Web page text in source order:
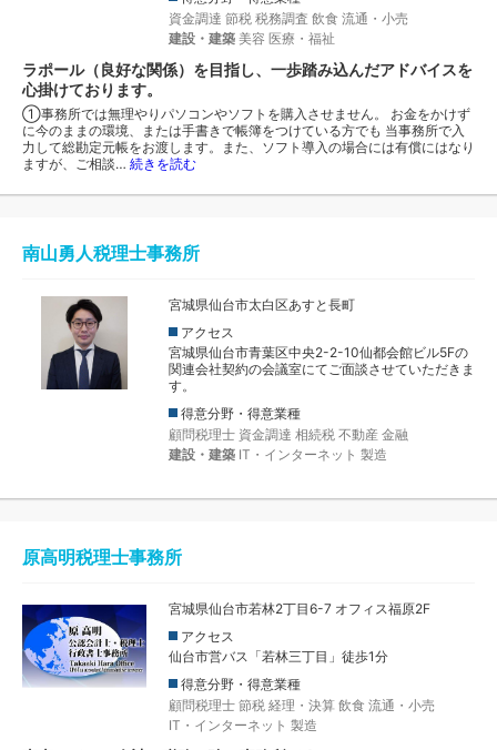
資金調達 節税 税務調査 飲食 流通・小売
建設・建築 美容 医療・福祉
ラポール（良好な関係）を目指し、一歩踏み込んだアドバイスを
心掛けております。
①事務所では無理やりパソコンやソフトを購入させません。 お金をかけず
に今のままの環境、または手書きで帳簿をつけている方でも 当事務所で入
力して総勘定元帳をお渡します。また、ソフト導入の場合には有償にはなり
ますが、ご相談… 続きを読む
南山勇人税理士事務所
宮城県仙台市太白区あすと長町
アクセス
宮城県仙台市青葉区中央2-2-10仙都会館ビル5Fの
関連会社契約の会議室にてご面談させていただきま
す。
得意分野・得意業種
顧問税理士 資金調達 相続税 不動産 金融
建設・建築 IT・インターネット 製造
原高明税理士事務所
宮城県仙台市若林2丁目6-7 オフィス福原2F
アクセス
仙台市営バス「若林三丁目」徒歩1分
得意分野・得意業種
顧問税理士 節税 経理・決算 飲食 流通・小売
IT・インターネット 製造